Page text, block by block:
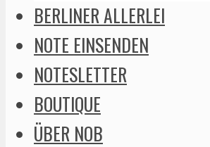
BERLINER ALLERLEI
NOTE EINSENDEN
NOTESLETTER
BOUTIQUE
ÜBER NOB